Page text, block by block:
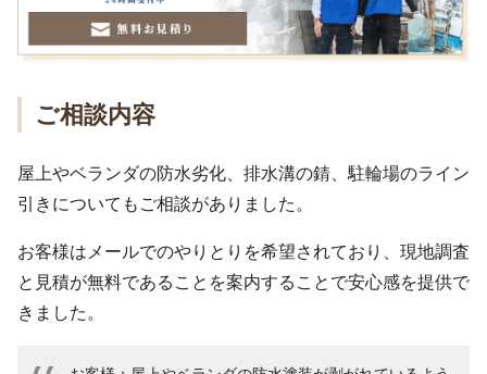
ご相談内容
屋上やベランダの防水劣化、排水溝の錆、駐輪場のライン
引きについてもご相談がありました。
お客様はメールでのやりとりを希望されており、現地調査
と見積が無料であることを案内することで安心感を提供で
きました。